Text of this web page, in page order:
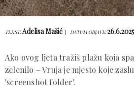
TEKST:Adelisa Mašić DATUM OBJAVE:
Ako ovog ljeta tražiš plažu koja
zelenilo – Vruja je mjesto koje
'screenshot folder'.